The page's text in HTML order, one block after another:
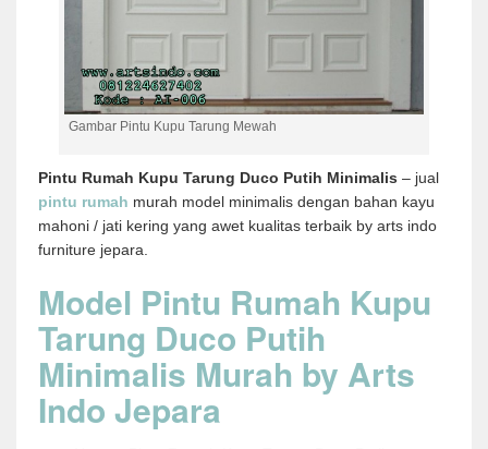
Gambar Pintu Kupu Tarung Mewah
Pintu Rumah Kupu Tarung Duco Putih Minimalis – jual
pintu rumah murah model minimalis dengan bahan kayu
mahoni / jati kering yang awet kualitas terbaik by arts indo
furniture jepara.
Model Pintu Rumah Kupu
Tarung Duco Putih
Minimalis Murah by Arts
Indo Jepara